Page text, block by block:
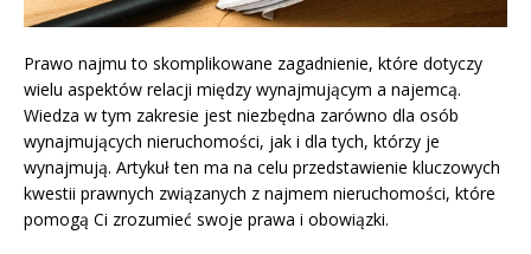
Prawo najmu to skomplikowane zagadnienie, które dotyczy
wielu aspektów relacji między wynajmującym a najemcą.
Wiedza w tym zakresie jest niezbędna zarówno dla osób
wynajmujących nieruchomości, jak i dla tych, którzy je
wynajmują. Artykuł ten ma na celu przedstawienie kluczowych
kwestii prawnych związanych z najmem nieruchomości, które
pomogą Ci zrozumieć swoje prawa i obowiązki.